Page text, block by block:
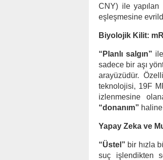
CNY) ile yapılan
eşleşmesine
Biyolojik Kilit:
“Planlı salgın”
sadece bir aşı
arayüzüdür.
teknolojisi, 19F
izlenmesine
“donanım”
Yapay Zeka ve
“Üstel” bir hızla
suç işlendikten